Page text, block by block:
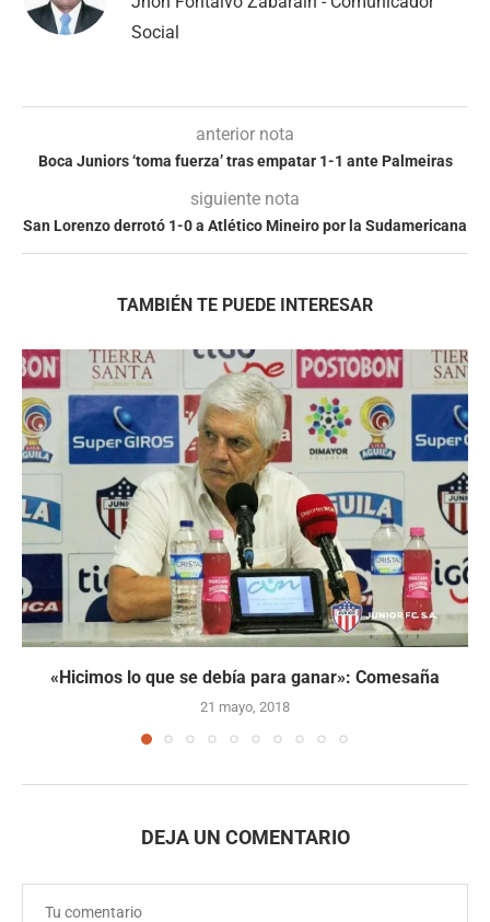
Social
anterior nota
Boca Juniors ‘toma fuerza’ tras empatar 1-1 ante Palmeiras
siguiente nota
San Lorenzo derrotó 1-0 a Atlético Mineiro por la Sudamericana
TAMBIÉN TE PUEDE INTERESAR
«Hicimos lo que se debía para ganar»: Comesaña
21 mayo, 2018
DEJA UN COMENTARIO